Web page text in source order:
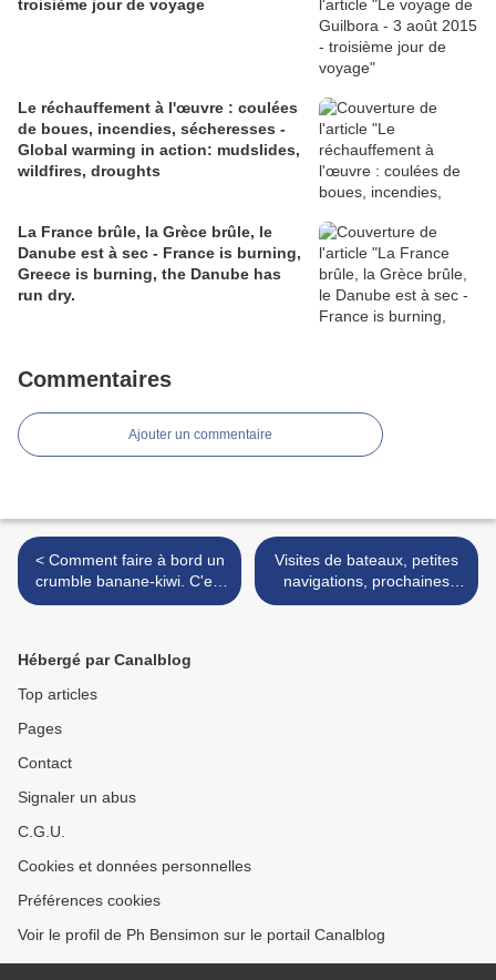
troisième jour de voyage
Le réchauffement à l'œuvre : coulées
de boues, incendies, sécheresses -
Global warming in action: mudslides,
wildfires, droughts
La France brûle, la Grèce brûle, le
Danube est à sec - France is burning,
Greece is burning, the Danube has
run dry.
Commentaires
Ajouter un commentaire
< Comment faire à bord un
crumble banane-kiwi. C'est
facile, pas cher et délicieux
Visites de bateaux, petites
navigations, prochaines
croisières, recherche
Hébergé par Canalblog
Top articles
Pages
Contact
Signaler un abus
C.G.U.
Cookies et données personnelles
Préférences cookies
Voir le profil de Ph Bensimon sur le portail Canalblog